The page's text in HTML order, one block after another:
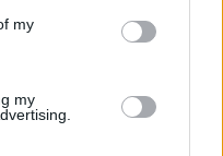
my
my
της χρονιάς
ενός αναρχικού’ και
να ανταμείβεται.»